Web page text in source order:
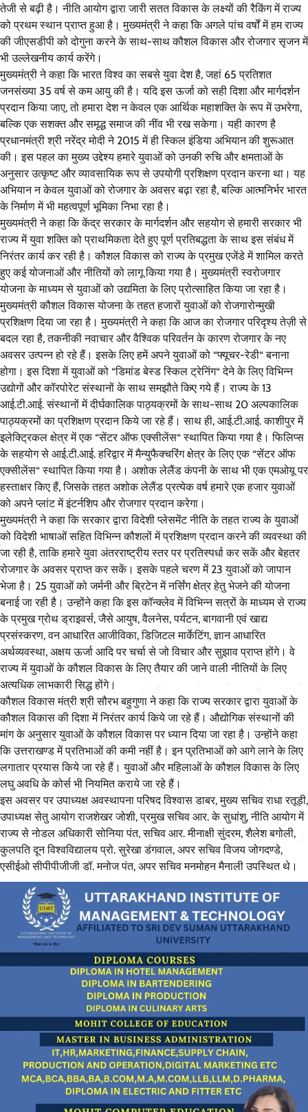
तेजी से बढ़ी है। नीति आयोग द्वारा जारी सतत विकास के लक्ष्यों की रैकिंग में राज्य
को प्रथम स्थान प्राप्त हुआ है। मुख्यमंत्री ने कहा कि अगले पांच वर्षों में हम राज्य
की जीएसडीपी को दोगुना करने के साथ-साथ कौशल विकास और रोजगार सृजन में
भी उल्लेखनीय कार्य करेंगे।
मुख्यमंत्री ने कहा कि भारत विश्व का सबसे युवा देश है, जहां 65 प्रतिशत
जनसंख्या 35 वर्ष से कम आयु की है। यदि इस ऊर्जा को सही दिशा और मार्गदर्शन
प्रदान किया जाए, तो हमारा देश न केवल एक आर्थिक महाशक्ति के रूप में उभरेगा,
बल्कि एक सशक्त और समृद्ध समाज की नींव भी रख सकेगा। यही कारण है
प्रधानमंत्री श्री नरेंद्र मोदी ने 2015 में ही स्किल इंडिया अभियान की शुरूआत
की। इस पहल का मुख्य उद्देश्य हमारे युवाओं को उनकी रुचि और क्षमताओं के
अनुसार उत्कृष्ट और व्यावसायिक रूप से उपयोगी प्रशिक्षण प्रदान करना था। यह
अभियान न केवल युवाओं को रोजगार के अवसर बढ़ा रहा है, बल्कि आत्मनिर्भर भारत
के निर्माण में भी महत्वपूर्ण भूमिका निभा रहा है।
मुख्यमंत्री ने कहा कि केंद्र सरकार के मार्गदर्शन और सहयोग से हमारी सरकार भी
राज्य में युवा शक्ति को प्राथमिकता देते हुए पूर्ण प्रतिबद्धता के साथ इस संबंध में
निरंतर कार्य कर रही है। कौशल विकास को राज्य के प्रमुख एजेंडे में शामिल करते
हुए कई योजनाओं और नीतियों को लागू किया गया है। मुख्यमंत्री स्वरोजगार
योजना के माध्यम से युवाओं को उद्यमिता के लिए प्रोत्साहित किया जा रहा है।
मुख्यमंत्री कौशल विकास योजना के तहत हजारों युवाओं को रोजगारोन्मुखी
प्रशिक्षण दिया जा रहा है। मुख्यमंत्री ने कहा कि आज का रोजगार परिदृश्य तेज़ी से
बदल रहा है, तकनीकी नवाचार और वैश्विक परिवर्तन के कारण रोजगार के नए
अवसर उत्पन्न हो रहे हैं। इसके लिए हमें अपने युवाओं को “फ्यूचर-रेडी“ बनाना
होगा। इस दिशा में युवाओं को “डिमांड बेस्ड स्किल ट्रेनिंग“ देने के लिए विभिन्न
उद्योगों और कॉरपोरेट संस्थानों के साथ समझौते किए गये हैं। राज्य के 13
आई.टी.आई. संस्थानों में दीर्घकालिक पाठ्यक्रमों के साथ-साथ 20 अल्पकालिक
पाठ्यक्रमों का प्रशिक्षण प्रदान किये जा रहे हैं। साथ ही, आई.टी.आई. काशीपुर में
इलेक्ट्रिकल क्षेत्र में एक “सेंटर ऑफ एक्सीलेंस“ स्थापित किया गया है। फिलिप्स
के सहयोग से आई.टी.आई. हरिद्वार में मैन्युफैक्चरिंग क्षेत्र के लिए एक “सेंटर ऑफ
एक्सीलेंस“ स्थापित किया गया है। अशोक लेलैंड कंपनी के साथ भी एक एमओयू पर
हस्ताक्षर किए हैं, जिसके तहत अशोक लेलैंड प्रत्येक वर्ष हमारे एक हजार युवाओं
को अपने प्लांट में इंटर्नशिप और रोजगार प्रदान करेगा।
मुख्यमंत्री ने कहा कि सरकार द्वारा विदेशी प्लेसमेंट नीति के तहत राज्य के युवाओं
को विदेशी भाषाओं सहित विभिन्न कौशलों में प्रशिक्षण प्रदान करने की व्यवस्था की
जा रही है, ताकि हमारे युवा अंतरराष्ट्रीय स्तर पर प्रतिस्पर्धा कर सकें और बेहतर
रोजगार के अवसर प्राप्त कर सकें। इसके पहले चरण में 23 युवाओं को जापान
भेजा है। 25 युवाओं को जर्मनी और ब्रिटेन में नर्सिंग क्षेत्र हेतु भेजने की योजना
बनाई जा रही है। उन्होंने कहा कि इस कॉन्क्लेव में विभिन्न सत्रों के माध्यम से राज्य
के प्रमुख ग्रोथ ड्राइवर्स, जैसे आयुष, वैलनेस, पर्यटन, बागवानी एवं खाद्य
प्रसंस्करण, वन आधारित आजीविका, डिजिटल मार्केटिंग, ज्ञान आधारित
अर्थव्यवस्था, अक्षय ऊर्जा आदि पर चर्चा से जो विचार और सुझाव प्राप्त होंगे। वे
राज्य में युवाओं के कौशल विकास के लिए तैयार की जाने वाली नीतियों के लिए
अत्यधिक लाभकारी सिद्ध होंगे।
कौशल विकास मंत्री श्री सौरभ बहुगुणा ने कहा कि राज्य सरकार द्वारा युवाओं के
कौशल विकास की दिशा में निरंतर कार्य किये जा रहे हैं। औद्योगिक संस्थानों की
मांग के अनुसार युवाओं के कौशल विकास पर ध्यान दिया जा रहा है। उन्होंने कहा
कि उत्तराखण्ड में प्रतिभाओं की कमी नहीं है। इन प्रतिभाओं को आगे लाने के लिए
लगातार प्रयास किये जा रहे हैं। युवाओं और महिलाओं के कौशल विकास के लिए
लघु अवधि के कोर्स भी नियमित कराये जा रहे हैं।
इस अवसर पर उपाध्यक्ष अवस्थापना परिषद विश्वास डाबर, मुख्य सचिव राधा रतूड़ी,
उपाध्यक्ष सेतु आयोग राजशेखर जोशी, प्रमुख सचिव आर. के सुधांशु, नीति आयोग में
राज्य से नोडल अधिकारी सोनिया पंत, सचिव आर. मीनाक्षी सुंदरम, शैलेश बगोली,
कुलपति दून विश्वविद्यालय प्रो. सुरेखा डंगवाल, अपर सचिव विजय जोगदण्डे,
एसीईओ सीपीपीजीजी डॉ. मनोज पंत, अपर सचिव मनमोहन मैनाली उपस्थित थे।